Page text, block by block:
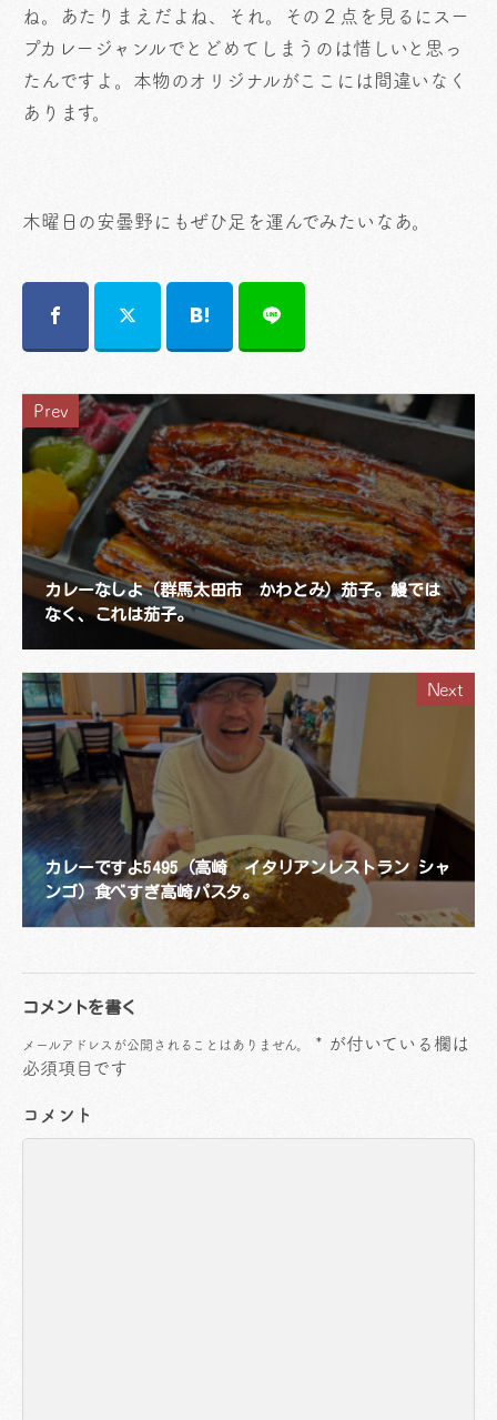
ね。あたりまえだよね、それ。その２点を見るにスー
プカレージャンルでとどめてしまうのは惜しいと思っ
たんですよ。本物のオリジナルがここには間違いなく
あります。
木曜日の安曇野にもぜひ足を運んでみたいなあ。
Prev
カレーなしよ（群馬太田市 かわとみ）茄子。鰻では
なく、これは茄子。
Next
カレーですよ5495（高崎 イタリアンレストラン シャ
ンゴ）食べすぎ高崎パスタ。
コメントを書く
メールアドレスが公開されることはありません。 * が付いている欄は
必須項目です
コメント